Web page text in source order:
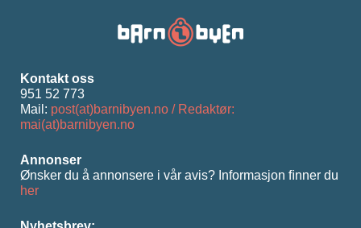
Kontakt oss
951 52 773
Mail: post(at)barnibyen.no / Redaktør:
mai(at)barnibyen.no
Annonser
Ønsker du å annonsere i vår avis? Informasjon ﬁnner du
her